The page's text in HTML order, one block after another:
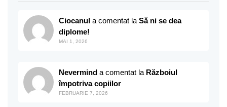
Ciocanul a comentat la Să ni se dea
diplome!
MAI 1, 2026
Nevermind a comentat la Războiul
împotriva copiilor
FEBRUARIE 7, 2026